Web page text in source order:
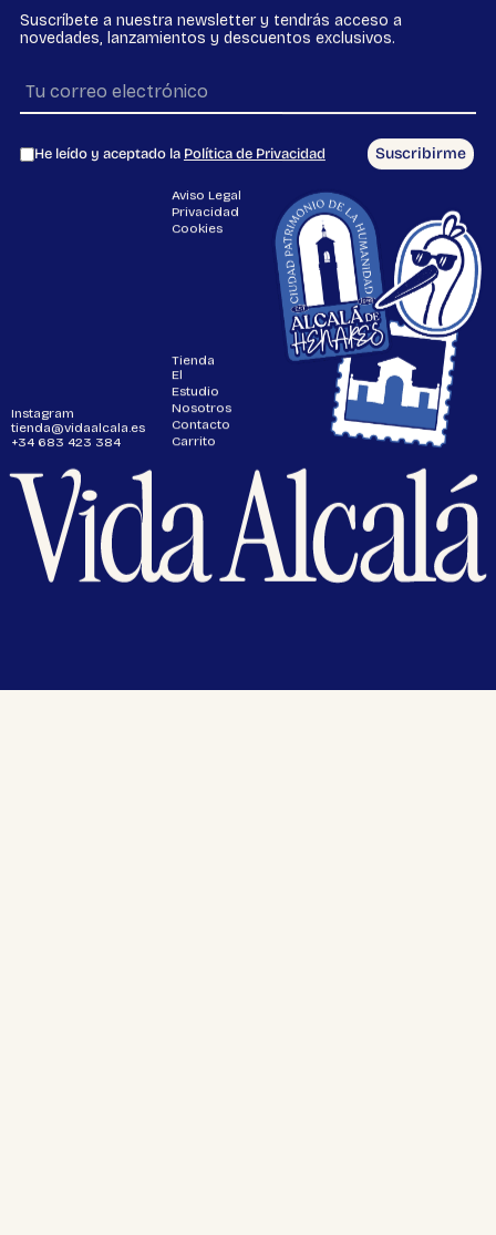
Suscríbete a nuestra newsletter y tendrás acceso a
novedades, lanzamientos y descuentos exclusivos.
He leído y aceptado la Política de Privacidad Suscribirme
Instagram
tienda@vidaalcala.es
+34 683 423 384
Tienda
El
Estudio
Nosotros
Contacto
Carrito
Aviso Legal
Privacidad
Cookies